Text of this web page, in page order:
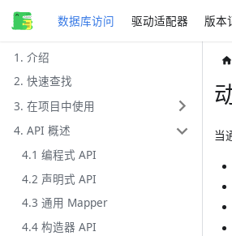
数据库访问 驱动适配器 版本
1. 介绍
2. 快速查找
3. 在项目中使用
4. API 概述
4.1 编程式 API
4.2 声明式 API
4.3 通用 Mapper
4.4 构造器 API
当